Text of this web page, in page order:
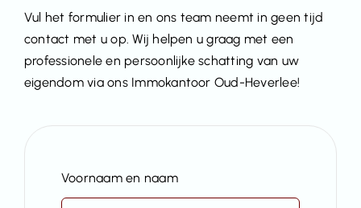
Vul het formulier in en ons team neemt in geen tijd
contact met u op. Wij helpen u graag met een
professionele en persoonlijke schatting van uw
eigendom via ons Immokantoor Oud-Heverlee!
Voornaam en naam